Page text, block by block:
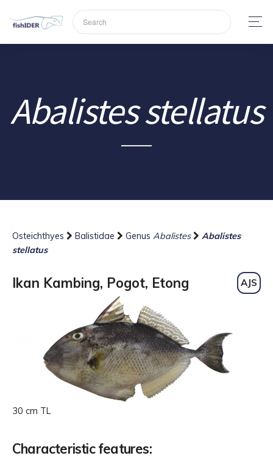
Abalistes stellatus
Osteichthyes Balistidae Genus Abalistes
Abalistes
stellatus
Ikan Kambing, Pogot, Etong AJS
30 cm TL
Characteristic features: